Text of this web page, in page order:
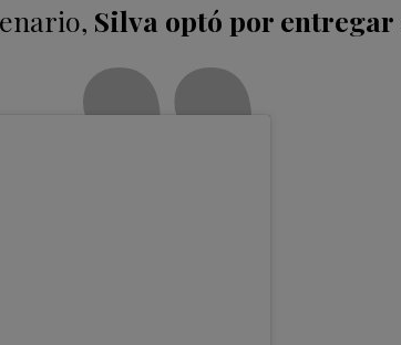
Silva optó por entregar